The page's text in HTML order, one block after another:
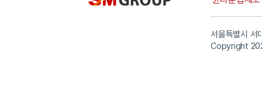
서울특별시 서
Copyright